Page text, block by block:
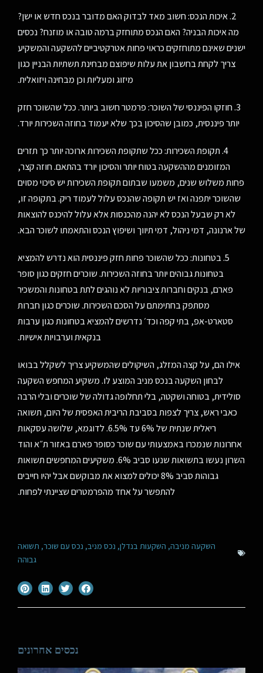
2. איכות הנכס: חשוב מאד לבדוק האם מדובר בנכס חדש או ישן?
מה איכות הבניה? האם הנכס מתוחזק ברמה טובה או מוזנח? נכסים
ישנים שאינם מתוחזקים כראוי פחות אטרקטיביים להשקעה והמשקיע
צריך לקחת בחשבון את עלות שיפוצם מבחינת תשתיות הבניין כגון
מיזוג ומעליות וכן מבחינה ויזואלית.
3. חוזקו הפיננסי של השוכר: פרמטר חשוב ביותר. ככל שהשוכר חזק
יותר פיננסית, כמובן שהסיכון בכך שלא יעמוד בחוזה השכירות יורד.
4. תקופת השכירות: ככל שתקופת השכירות ארוכה יותר כך תזרים
המזומנים מההשקעה בטוח יותר והסיכון יורד בהתאם. חוזה קצר,
פחות משלוש שנים, משמעו שבתום תקופת השכירות יש סיכוי מסוים
שהשוכר יתפנה ואז יש תקופה שהנכס עלול לעמוד ריק. בתקופה זו,
לא רק שבעל הנכס לא יהנה מהכנסות אלא עלול להיכנס להוצאות
של ארנונה, דמי ניהול, דמי תיווך ושיפוץ הנכס והתאמתו לשוכר הבא.
5. בטחונות: ככל שהשוכר פחות חזק פיננסית הוא נדרש להמציא
בטחונות גבוהים יותר בחוזה השכירות. שוכרים חזקים כגון סופר
פארם, בנקים וחברות ציבוריות לא נוהגים לתת בטחונות והמשכיר
מסתפק בחתימתם על הסכם השכירות. שוכרים כגון חברות
סטארט-אפ, בתי קפה וכד׳ נדרשים להמציא בטחונות כגון ערבות
בנקאית וערבויות אישיות.
אילו הם, על קצה המזלג, השיקולים שהמשקיע צריך לשקלל בבואו
לבחון השקעה בנכס מניב המוצע לו. משקיע המחפש השקעה
סולידית, בטוחה ושקטה, בלי תחלופה גדולה של שוכרים ובלי הרבה
כאבי ראש, צריך לצפות בסביבת הריבית האפסית של היום, תשואה
ריאלית שנתית של 6% עד 6.5%. לדוגמא, שלושה עסקאות
אחרונות שנמכרו באמצעותי עם שוכר כסופר פארם באזור ת״א והוד
השרון נעשו בתשואות שנעו סביב 6%. משקיעים המחפשים תשואות
גבוהות סביב 8% יכולים למצוא את מבוקשם אבל יהיו חייבים
להתפשר על אחד מהפרמטרים שציינתי לפחות.
השקעה מניבה, השקעות בנדלן, נכס מניב, נכס עם שוכר, תשואה
גבוהה
נכסים אחרונים